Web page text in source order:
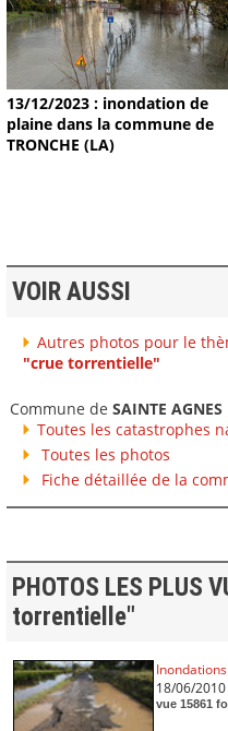
13/12/2023 : inondation de
plaine dans la commune de
TRONCHE (LA)
VOIR AUSSI
Autres photos pour le
"crue torrentielle"
Commune de SAINTE AGNES
Toutes les catastrophes
Toutes les photos
Fiche détaillée de la
PHOTOS LES PLUS
torrentielle"
18/06/2010
vue 15861